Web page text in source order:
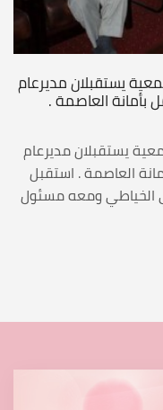
يستقبلان مديرعام
بأمانة العاصمة .
يستقبلان مديرعام
العاصمة . استقبل
الخياطي ومعه مسئول